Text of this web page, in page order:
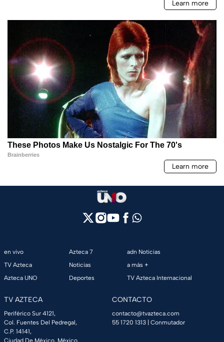
en vivo
TV Azteca
Azteca UNO
Azteca 7
Noticias
Deportes
adn Noticias
a más +
TV Azteca Internacional
TV AZTECA
Periférico Sur 4121,
Col. Fuentes Del Pedregal,
C.P. 14141,
Ciudad De México, México.
CONTACTO
contacto@tvazteca.com
55 1720 1313 | Conmutador